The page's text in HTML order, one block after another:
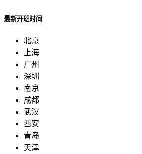
最新开班时间
北京
上海
广州
深圳
南京
成都
武汉
西安
青岛
天津